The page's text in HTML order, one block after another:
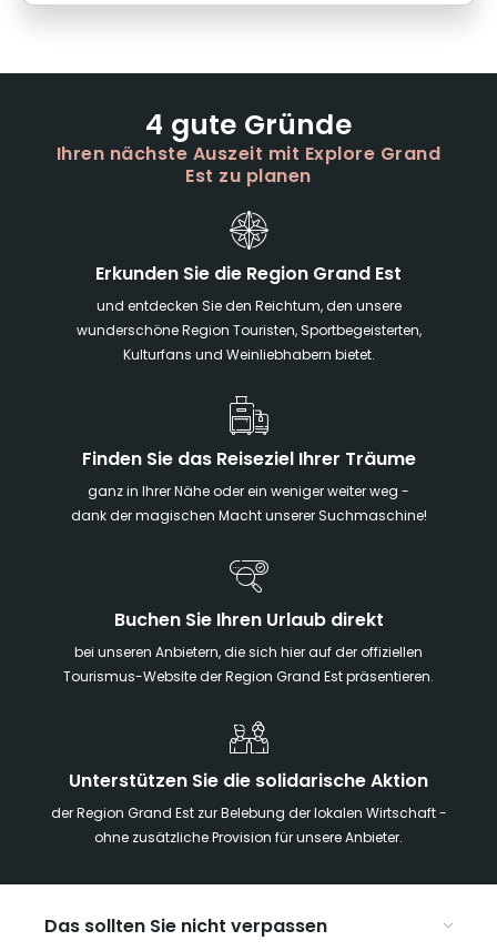
4 gute Gründe
Ihren nächste Auszeit mit Explore Grand
Est zu planen
Erkunden Sie die Region Grand Est
und entdecken Sie den Reichtum, den unsere
wunderschöne Region Touristen, Sportbegeisterten,
Kulturfans und Weinliebhabern bietet.
Finden Sie das Reiseziel Ihrer Träume
ganz in Ihrer Nähe oder ein weniger weiter weg -
dank der magischen Macht unserer Suchmaschine!
Buchen Sie Ihren Urlaub direkt
bei unseren Anbietern, die sich hier auf der offiziellen
Tourismus-Website der Region Grand Est präsentieren.
Unterstützen Sie die solidarische Aktion
der Region Grand Est zur Belebung der lokalen Wirtschaft -
ohne zusätzliche Provision für unsere Anbieter.
Das sollten Sie nicht verpassen